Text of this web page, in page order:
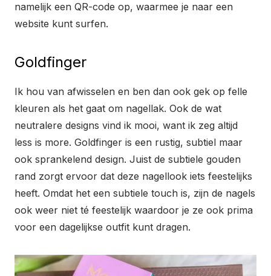
namelijk een QR-code op, waarmee je naar een
website kunt surfen.
Goldfinger
Ik hou van afwisselen en ben dan ook gek op felle
kleuren als het gaat om nagellak. Ook de wat
neutralere designs vind ik mooi, want ik zeg altijd
less is more. Goldfinger is een rustig, subtiel maar
ook sprankelend design. Juist de subtiele gouden
rand zorgt ervoor dat deze nagellook iets feestelijks
heeft. Omdat het een subtiele touch is, zijn de nagels
ook weer niet té feestelijk waardoor je ze ook prima
voor een dagelijkse outfit kunt dragen.